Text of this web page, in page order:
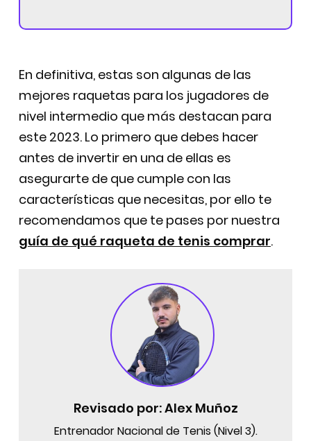
En definitiva, estas son algunas de las
mejores raquetas para los jugadores de
nivel intermedio que más destacan para
este 2023. Lo primero que debes hacer
antes de invertir en una de ellas es
asegurarte de que cumple con las
características que necesitas, por ello te
recomendamos que te pases por nuestra
guía de qué raqueta de tenis comprar.
Revisado por:Alex Muñoz
Entrenador Nacional de Tenis (Nivel 3).